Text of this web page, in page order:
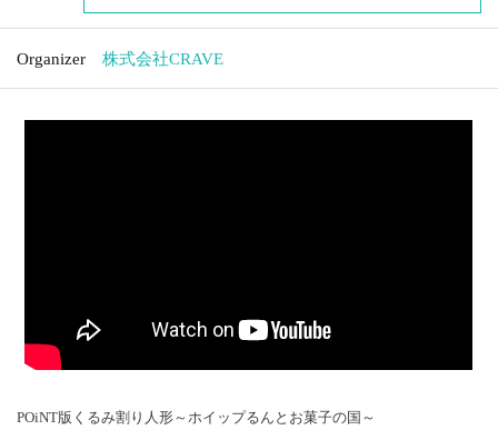
Organizer 株式会社CRAVE
POiNT版くるみ割り人形～ホイップるんとお菓子の国～